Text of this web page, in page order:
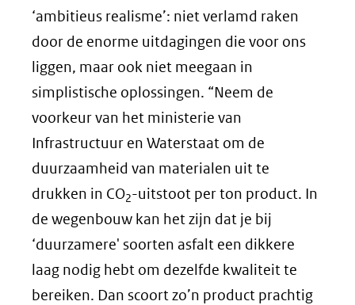
‘ambitieus realisme’: niet verlamd raken
door de enorme uitdagingen die voor ons
liggen, maar ook niet meegaan in
simplistische oplossingen. “Neem de
voorkeur van het ministerie van
Infrastructuur en Waterstaat om de
duurzaamheid van materialen uit te
drukken in CO2-uitstoot per ton product. In
de wegenbouw kan het zijn dat je bij
‘duurzamere' soorten asfalt een dikkere
laag nodig hebt om dezelfde kwaliteit te
bereiken. Dan scoort zo’n product prachtig